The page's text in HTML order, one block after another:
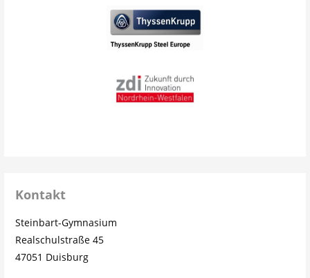
Kontakt
Steinbart-Gymnasium
Realschulstraße 45
47051 Duisburg